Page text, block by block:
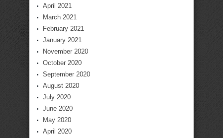
April 2021
March 2021
February 2021
January 2021
November 2020
October 2020
September 2020
August 2020
July 2020
June 2020
May 2020
April 2020